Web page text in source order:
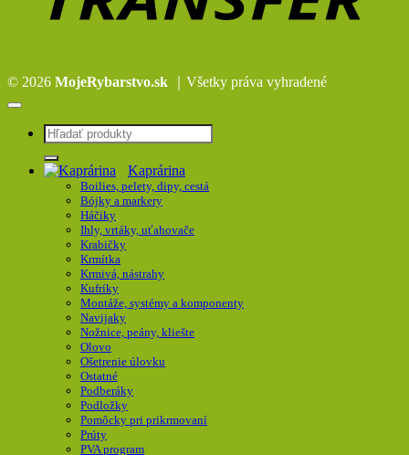
© 2026 MojeRybarstvo.sk ｜Všetky práva vyhradené
Hľadať:
Kaprárina
Boilies, pelety, dipy, cestá
Bójky a markery
Háčiky
Ihly, vrtáky, uťahovače
Krabičky
Krmítka
Krmivá, nástrahy
Kufríky
Montáže, systémy a komponenty
Navijaky
Nožnice, peány, kliešte
Olovo
Ošetrenie úlovku
Ostatné
Podberáky
Podložky
Pomôcky pri prikrmovaní
Prúty
PVA program